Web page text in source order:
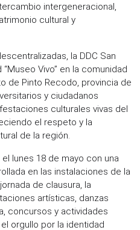
intergeneracional,
cultural y
la DDC San
Vivo” en la comunidad
de Pinto Recodo, provincia de
y ciudadanos
culturales vivas del
el respeto y la
de la región.
lunes 18 de mayo con una
en las instalaciones de la
de clausura, la
artísticas, danzas
concursos y actividades
orgullo por la identidad